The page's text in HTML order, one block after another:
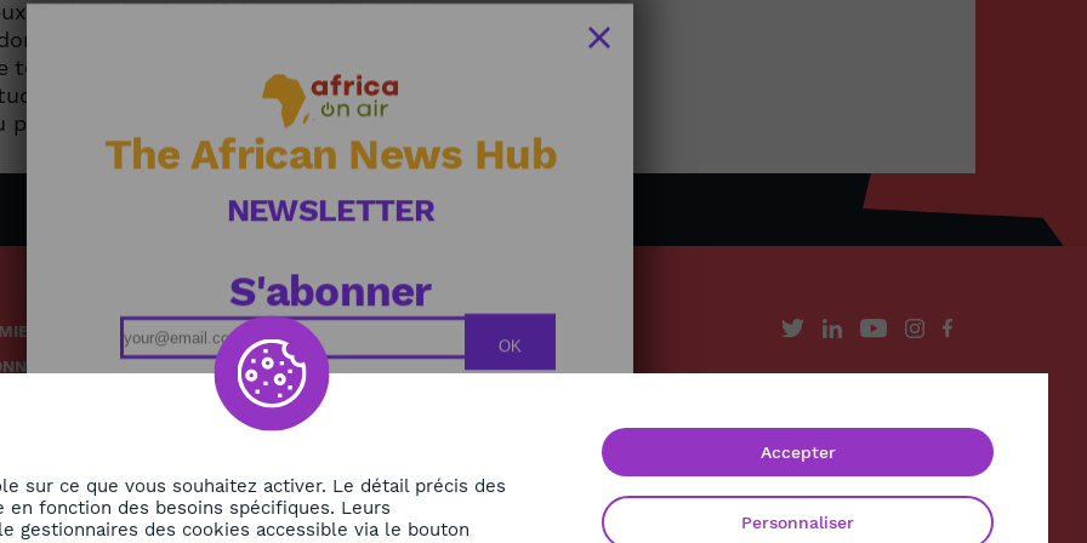
qu’étancher la soif des populations, il
le secteur africain de la crypto-
technologie financière virtuelle. / Un
et une relève dynamique : comment
indigo.
Podcasts
Replays
Grille des émissions
Politique de confidentialité
The African News Hub
NEWSLETTER
S'abonner
OK
sur ce que vous souhaitez activer. Le détail précis des
fonction des besoins spécifiques. Leurs
gestionnaires des cookies accessible via le bouton
Personnaliser
Accepter